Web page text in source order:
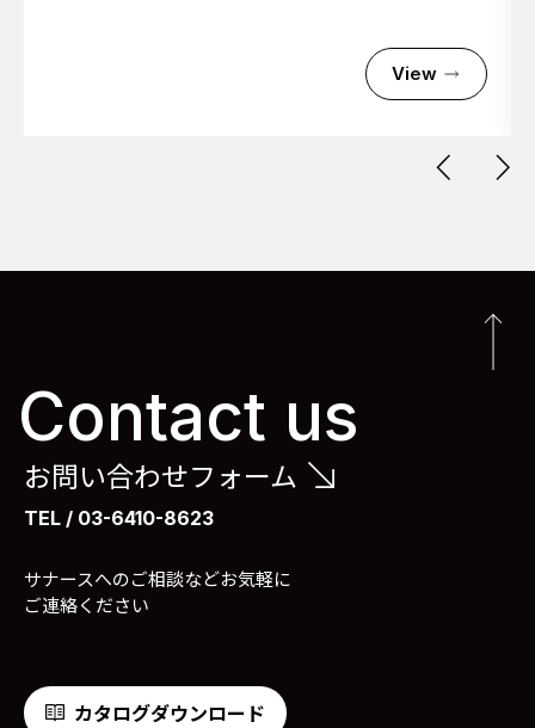
View
Contact us
お問い合わせフォーム
TEL / 03-6410-8623
サナースへのご相談などお気軽に
ご連絡ください
カタログダウンロード